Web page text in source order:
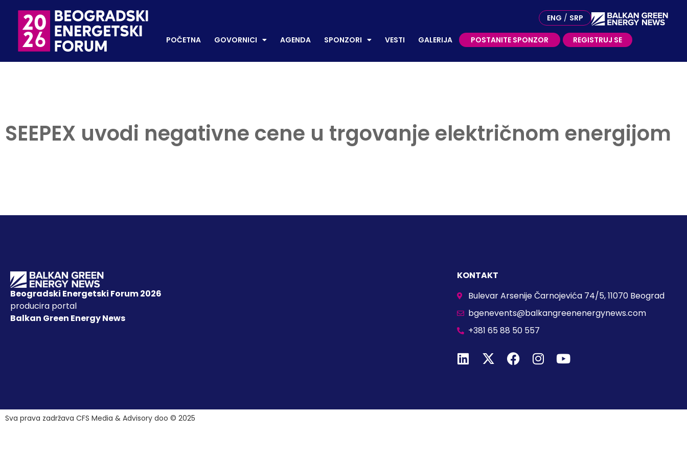
POČETNA
ENG / SRP
POČETNA GOVORNICI AGENDA SPONZORI VESTI GALERIJA POSTANITE SPONZOR REGISTRUJ SE
SEEPEX uvodi negativne cene u trgovanje električnom energijom
Beogradski Energetski Forum 2026
producira portal
Balkan Green Energy News
KONTAKT
Bulevar Arsenije Čarnojevića 74/5, 11070 Beograd
bgenevents@balkangreenenergynews.com
+381 65 88 50 557
Sva prava zadržava CFS Media & Advisory doo © 2025